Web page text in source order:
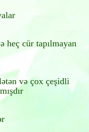
heç cür tapılmayan
və çox çeşidli